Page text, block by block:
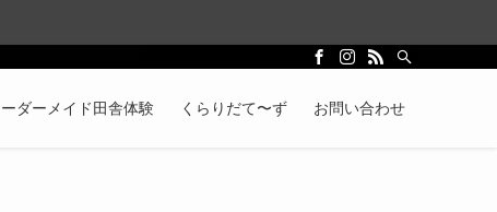
ダーメイド田舎体験 くらりだて〜ず お問い合わせ